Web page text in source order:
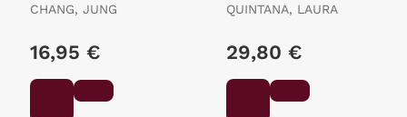
CHANG, JUNG
16,95 €
QUINTANA, LAURA
29,80 €